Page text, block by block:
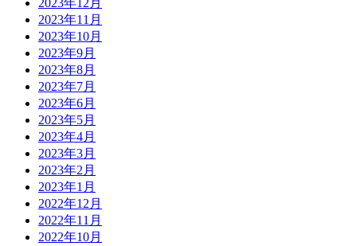
2023年12月
2023年11月
2023年10月
2023年9月
2023年8月
2023年7月
2023年6月
2023年5月
2023年4月
2023年3月
2023年2月
2023年1月
2022年12月
2022年11月
2022年10月